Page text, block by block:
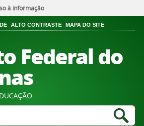
à informação
ALTO CONTRASTE MAPA DO SITE
Federal do